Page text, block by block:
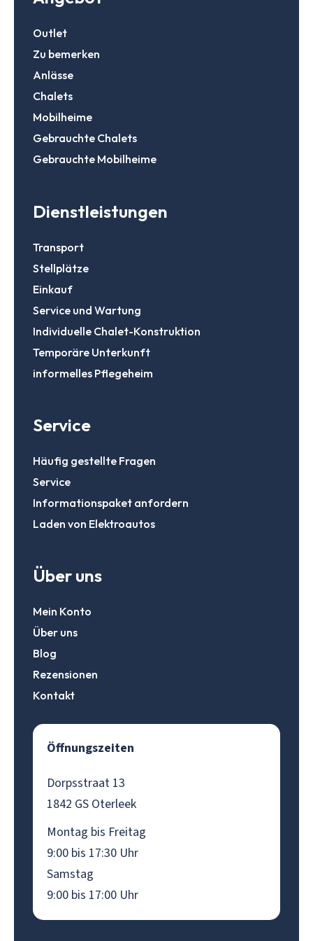
Outlet
Zu bemerken
Anlässe
Chalets
Mobilheime
Gebrauchte Chalets
Gebrauchte Mobilheime
Dienstleistungen
Transport
Stellplätze
Einkauf
Service und Wartung
Individuelle Chalet-Konstruktion
Temporäre Unterkunft
informelles Pflegeheim
Service
Häufig gestellte Fragen
Service
Informationspaket anfordern
Laden von Elektroautos
Über uns
Mein Konto
Über uns
Blog
Rezensionen
Kontakt
Öffnungszeiten
Dorpsstraat 13
1842 GS Oterleek
Montag bis Freitag
9:00 bis 17:30 Uhr
Samstag
9:00 bis 17:00 Uhr